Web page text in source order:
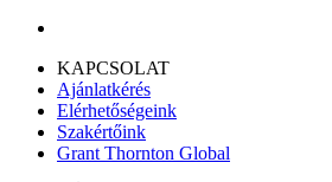
KAPCSOLAT
Ajánlatkérés
Elérhetőségeink
Szakértőink
Grant Thornton Global